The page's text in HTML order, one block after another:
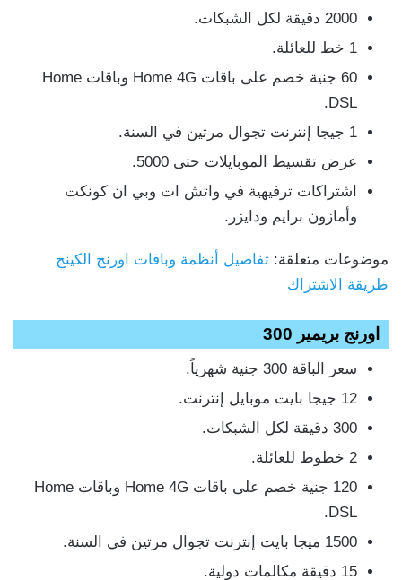
2000 دقيقة لكل الشبكات.
1 خط للعائلة.
60 جنية خصم على باقات Home 4G وباقات Home
DSL.
1 جيجا إنترنت تجوال مرتين في السنة.
عرض تقسيط الموبايلات حتى 5000.
اشتراكات ترفيهية في واتش ات وبي ان كونكت
وأمازون برايم ودايزر.
موضوعات متعلقة: تفاصيل أنظمة وباقات اورنج الكينج
طريقة الاشتراك
اورنج بريمير 300
سعر الباقة 300 جنية شهرياً.
12 جيجا بايت موبايل إنترنت.
300 دقيقة لكل الشبكات.
2 خطوط للعائلة.
120 جنية خصم على باقات Home 4G وباقات Home
DSL.
1500 ميجا بايت إنترنت تجوال مرتين في السنة.
15 دقيقة مكالمات دولية.